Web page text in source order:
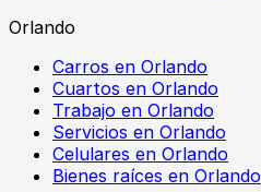
Orlando
Carros en Orlando
Cuartos en Orlando
Trabajo en Orlando
Servicios en Orlando
Celulares en Orlando
Bienes raíces en Orlando